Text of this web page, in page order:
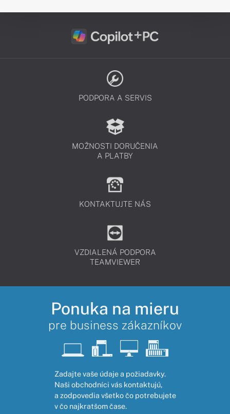
PODPORA A SERVIS
MOŽNOSTI DORUČENIA
A PLATBY
KONTAKTUJTE NÁS
VZDIALENÁ PODPORA
TEAMVIEWER
Ponuka na mieru
pre business zákazníkov
Zadajte vaše údaje a požiadavky.
Naši obchodníci vás kontaktujú,
a zodpovedia všetko čo potrebujete
v čo najkratšom čase.